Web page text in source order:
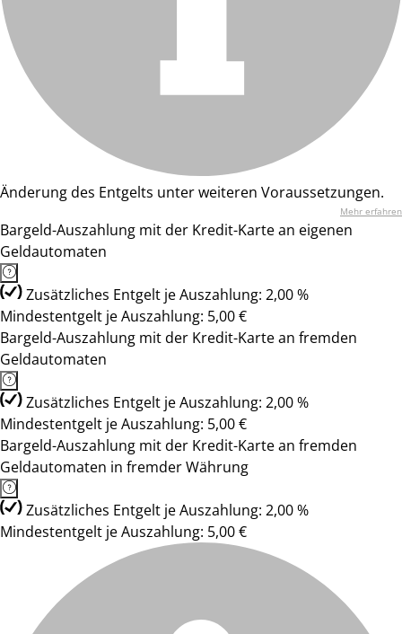
Änderung des Entgelts unter weiteren Voraussetzungen.
Mehr erfahren
Bargeld-Auszahlung mit der Kredit-Karte an eigenen
Geldautomaten
Zusätzliches Entgelt je Auszahlung: 2,00 %
Mindestentgelt je Auszahlung: 5,00 €
Bargeld-Auszahlung mit der Kredit-Karte an fremden
Geldautomaten
Zusätzliches Entgelt je Auszahlung: 2,00 %
Mindestentgelt je Auszahlung: 5,00 €
Bargeld-Auszahlung mit der Kredit-Karte an fremden
Geldautomaten in fremder Währung
Zusätzliches Entgelt je Auszahlung: 2,00 %
Mindestentgelt je Auszahlung: 5,00 €